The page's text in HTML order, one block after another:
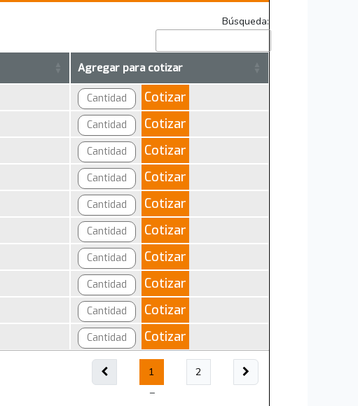
Búsqueda:
Agregar para cotizar
Cotizar
Cotizar
Cotizar
Cotizar
Cotizar
Cotizar
Cotizar
Cotizar
Cotizar
Cotizar
1 2